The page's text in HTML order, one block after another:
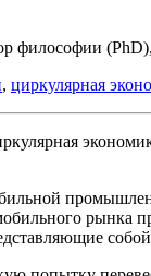
философии
, циркулярная
рынка
собой